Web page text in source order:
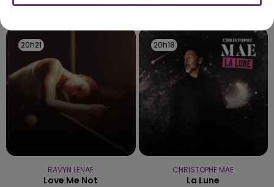
MAROON 5 OFENBACH & STARSAILOR
20h21
20h21
RAVYN LENAE
Love Me Not
20h18
20h18
CHRISTOPHE MAE
La Lune